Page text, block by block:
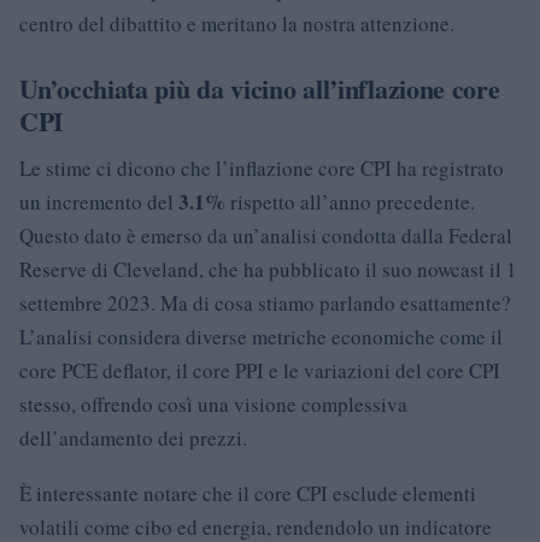
centro del dibattito e meritano la nostra attenzione.
Un’occhiata più da vicino all’inflazione core
CPI
Le stime ci dicono che l’inflazione core CPI ha registrato
un incremento del 3.1% rispetto all’anno precedente.
Questo dato è emerso da un’analisi condotta dalla Federal
Reserve di Cleveland, che ha pubblicato il suo nowcast il 1
settembre 2023. Ma di cosa stiamo parlando esattamente?
L’analisi considera diverse metriche economiche come il
core PCE deflator, il core PPI e le variazioni del core CPI
stesso, offrendo così una visione complessiva
dell’andamento dei prezzi.
È interessante notare che il core CPI esclude elementi
volatili come cibo ed energia, rendendolo un indicatore